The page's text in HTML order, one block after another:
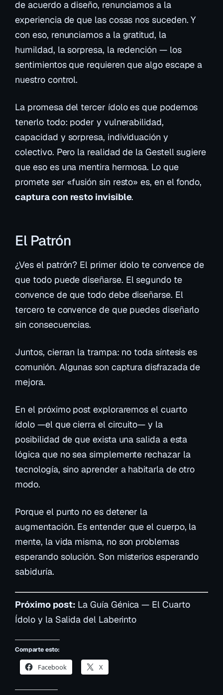
de acuerdo a diseño, renunciamos a la
experiencia de que las cosas nos suceden. Y
con eso, renunciamos a la gratitud, la
humildad, la sorpresa, la redención — los
sentimientos que requieren que algo escape a
nuestro control.
La promesa del tercer ídolo es que podemos
tenerlo todo: poder y vulnerabilidad,
capacidad y sorpresa, individuación y
colectivo. Pero la realidad de la Gestell sugiere
que eso es una mentira hermosa. Lo que
promete ser «fusión sin resto» es, en el fondo,
captura con resto invisible.
El Patrón
¿Ves el patrón? El primer ídolo te convence de
que todo puede diseñarse. El segundo te
convence de que todo debediseñarse. El
tercero te convence de que puedes diseñarlo
sin consecuencias.
Juntos, cierran la trampa: no toda síntesis es
comunión. Algunas son captura disfrazada de
mejora.
En el próximo post exploraremos el cuarto
ídolo —el que cierra el circuito— y la
posibilidad de que exista una salida a esta
lógica que no sea simplemente rechazar la
tecnología, sino aprender a habitarla de otro
modo.
Porque el punto no es detener la
augmentación. Es entender que el cuerpo, la
mente, la vida misma, no son problemas
esperando solución. Son misterios esperando
sabiduría.
Próximo post: La Guía Génica — El Cuarto
Ídolo y la Salida del Laberinto
Comparte esto:
Facebook X